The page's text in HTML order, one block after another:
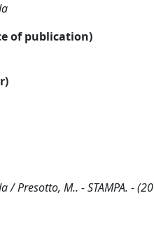
of publication)
/ Presotto, M.. - STAMPA. -